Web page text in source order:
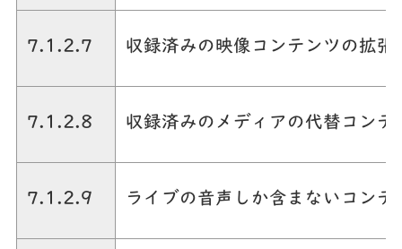
7.1.2.7 収録済みの映像コンテンツの拡
7.1.2.8 収録済みのメディアの代替コン
7.1.2.9 ライブの音声しか含まないコン